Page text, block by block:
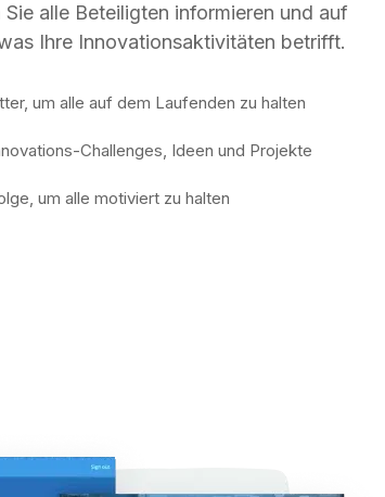
alle Beteiligten informieren und auf
Ihre Innovationsaktivitäten betrifft.
um alle auf dem Laufenden zu halten
Challenges, Ideen und Projekte
um alle motiviert zu halten